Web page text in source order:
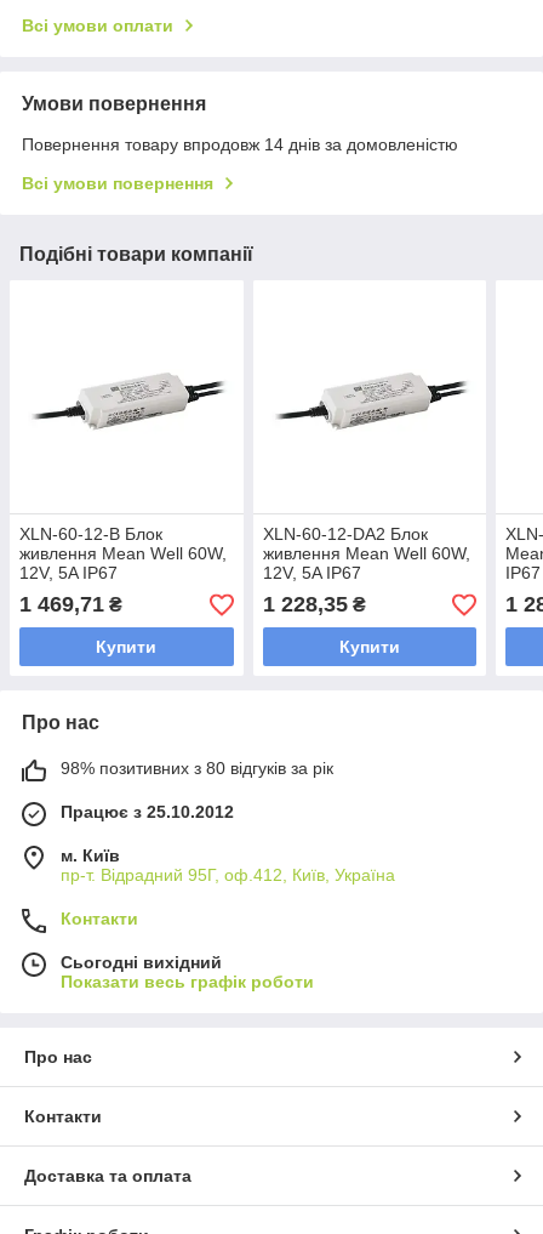
Всі умови оплати
Умови повернення
Повернення товару впродовж 14 днів за домовленістю
Всі умови повернення
Подібні товари компанії
XLN-60-12-B Блок
живлення Mean Well 60W,
12V, 5A IP67
1 469,71 ₴
Купити
XLN-60-12-DA2 Блок
живлення Mean Well 60W,
12V, 5A IP67
1 228,35₴
Купити
IP67
1
Про нас
98% позитивних з 80 відгуків за рік
Працює з 25.10.2012
м. Київ
пр-т. Відрадний 95Г, оф.412, Київ, Україна
Контакти
Сьогодні вихідний
Показати весь графік роботи
Про нас
Контакти
Доставка та оплата